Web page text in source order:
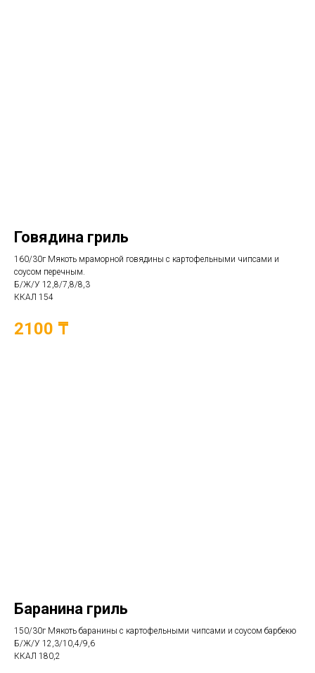
Говядина гриль
160/30г Мякоть мраморной говядины с картофельными чипсами и
соусом перечным.
Б/Ж/У 12,8/7,8/8,3
ККАЛ 154
2100 ₸
Баранина гриль
150/30г Мякоть баранины с картофельными чипсами и соусом барбекю
Б/Ж/У 12,3/10,4/9,6
ККАЛ 180,2